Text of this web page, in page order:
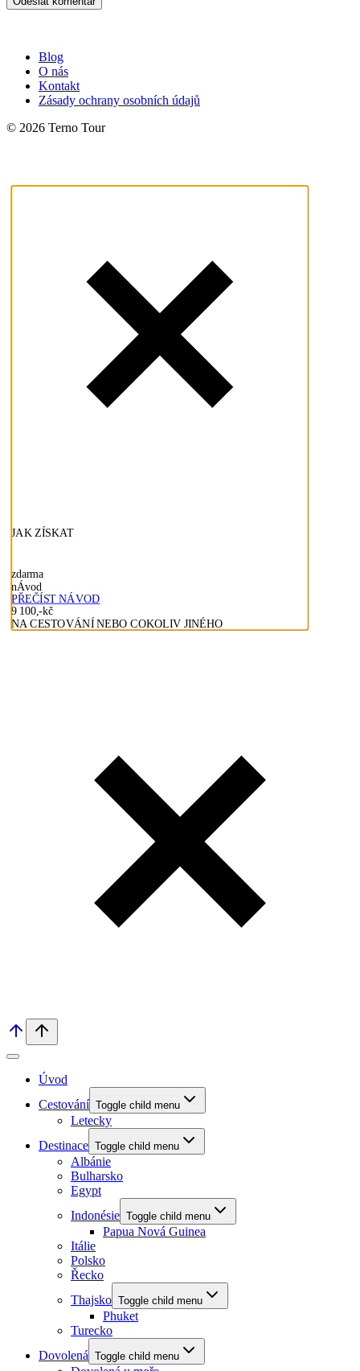
Blog
O nás
Kontakt
Zásady ochrany osobních údajů
© 2026 Terno Tour
JAK ZÍSKAT
zdarma
nÁvod
PŘEČÍST NÁVOD
9 100,-kč
NA CESTOVÁNÍ NEBO COKOLIV JINÉHO
Úvod
Cestování Toggle child menu
Letecky
Destinace Toggle child menu
Albánie
Bulharsko
Egypt
Indonésie Toggle child menu
Papua Nová Guinea
Itálie
Polsko
Řecko
Thajsko Toggle child menu
Phuket
Turecko
Dovolená Toggle child menu